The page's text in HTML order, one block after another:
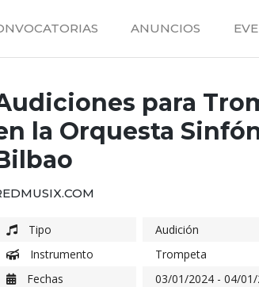
ANUNCIOS
para
la Orquesta
Tipo
Audición
Instrumento
Trompeta
Fechas
03/01/2024 - 04/